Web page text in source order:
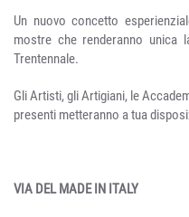
Un nuovo concetto
mostre che renderanno unica
Trentennale.
Gli Artisti, gli Artigiani, le
presenti metteranno a tua
VIA DEL MADE IN ITALY